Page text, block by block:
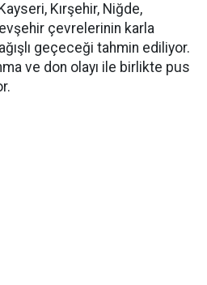
Kırşehir, Niğde,
çevrelerinin karla
geçeceği tahmin ediliyor.
ve don olayı ile birlikte pus